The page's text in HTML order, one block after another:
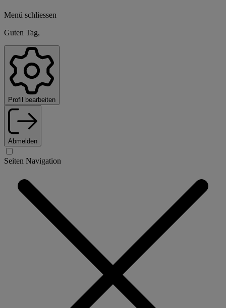
Menü schliessen
Guten Tag,
Profil bearbeiten
Abmelden
Seiten Navigation